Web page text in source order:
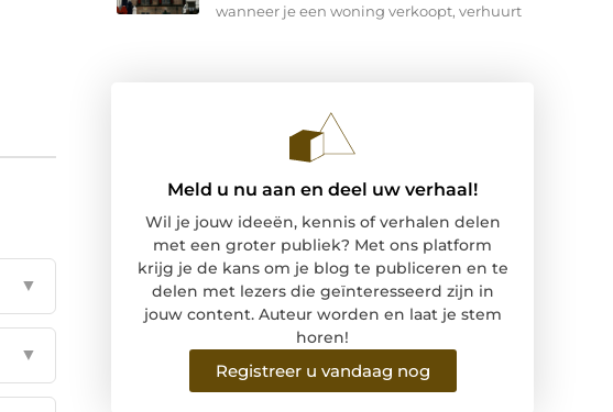
▼
▼
wanneer je een woning verkoopt, verhuurt
Meld u nu aan en deel uw verhaal!
Wil je jouw ideeën, kennis of verhalen delen
met een groter publiek? Met ons platform
krijg je de kans om je blog te publiceren en te
delen met lezers die geïnteresseerd zijn in
jouw content. Auteur worden en laat je stem
horen!
Registreer u vandaag nog